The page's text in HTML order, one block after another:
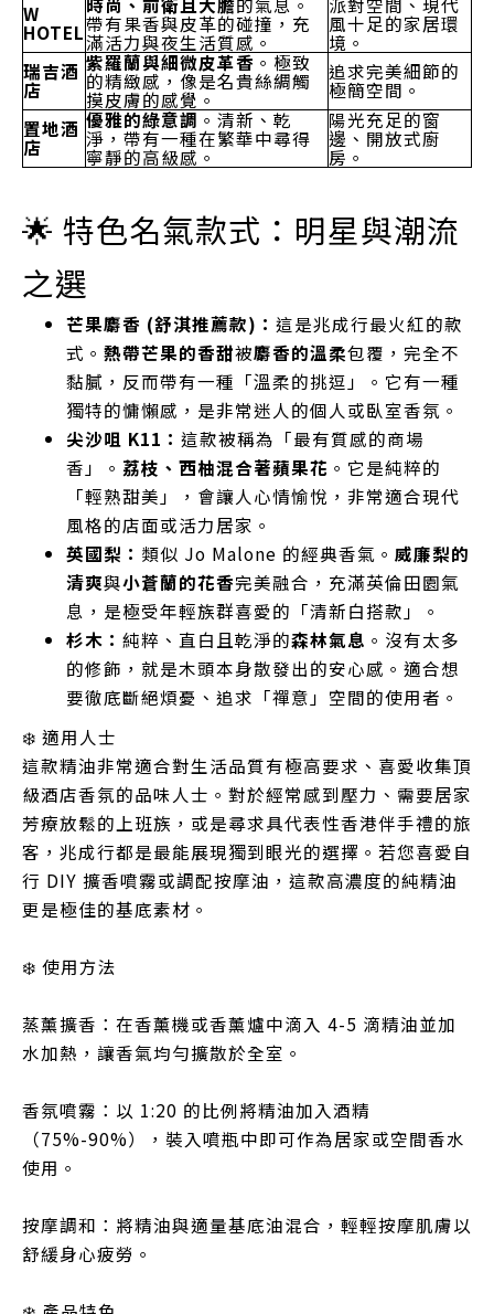
W
HOTEL帶有果香與皮革的碰撞，充
滿活力與夜生活質感。
風十足的家居環
境。
瑞吉酒
店
紫羅蘭與細微皮革香 。極致
的精緻感，像是名貴絲綢觸
摸皮膚的感覺。
追求完美細節的
極簡空間。
置地酒
店
優雅的綠意調 。清新、乾
淨，帶有一種在繁華中尋得
寧靜的高級感。
陽光充足的窗
邊、開放式廚
房。
🌟 特色名氣款式：明星與潮流
之選
芒果麝香 (舒淇推薦款)： 這是兆成行最火紅的款
式。 熱帶芒果的香甜被麝香的溫柔包覆，完全不
黏膩，反而帶有一種「溫柔的挑逗」。它有一種
獨特的慵懶感，是非常迷人的個人或臥室香氛。
尖沙咀 K11： 這款被稱為「最有質感的商場
香」。 荔枝、西柚混合著蘋果花 。它是純粹的
「輕熟甜美」，會讓人心情愉悅，非常適合現代
風格的店面或活力居家。
英國梨： 類似 Jo Malone 的經典香氣。 威廉梨的
清爽與小蒼蘭的花香完美融合，充滿英倫田園氣
息，是極受年輕族群喜愛的「清新白搭款」。
杉木： 純粹、直白且乾淨的森林氣息 。沒有太多
的修飾，就是木頭本身散發出的安心感。適合想
要徹底斷絕煩憂、追求「禪意」空間的使用者。
❄️ 適用人士
這款精油非常適合對生活品質有極高要求、喜愛收集頂
級酒店香氛的品味人士。對於經常感到壓力、需要居家
芳療放鬆的上班族，或是尋求具代表性香港伴手禮的旅
客，兆成行都是最能展現獨到眼光的選擇。若您喜愛自
行 DIY 擴香噴霧或調配按摩油，這款高濃度的純精油
更是極佳的基底素材。
❄️ 使用方法
蒸薰擴香：在香薰機或香薰爐中滴入 4-5 滴精油並加
水加熱，讓香氣均勻擴散於全室。
香氛噴霧：以 1:20 的比例將精油加入酒精
（75%-90%），裝入噴瓶中即可作為居家或空間香水
使用。
按摩調和：將精油與適量基底油混合，輕輕按摩肌膚以
舒緩身心疲勞。